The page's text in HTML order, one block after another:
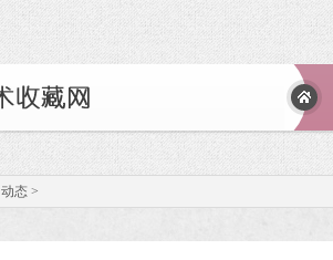
动态 >